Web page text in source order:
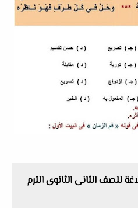
للصف الثانى الثانوى الترم